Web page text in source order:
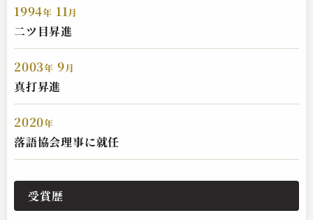
古今亭 菊之丞
親子酒
1994年 11月
二ツ目昇進
2003年 9月
真打昇進
2020年
落語協会理事に就任
受賞歴